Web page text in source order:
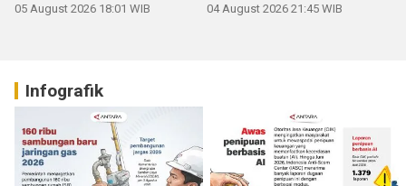
05 August 2026 18:01 WIB 04 August 2026 21:45 WIB
Infografik